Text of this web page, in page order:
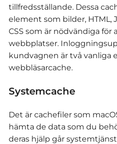
tillfredsställande. Dessa
element som bilder, HTML,
CSS som är nödvändiga för
webbplatser.
kundvagnen är två vanliga
webbläsarcache.
Systemcache
Det är cachefiler som
hämta de data som du
deras hjälp går